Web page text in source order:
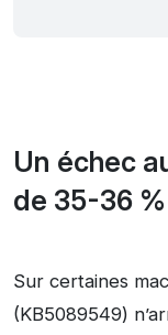
Un échec
de 35-36 %
Sur certaines
(KB5089549)